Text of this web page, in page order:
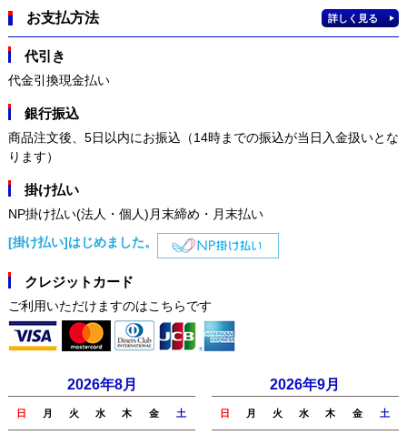
お支払方法 詳しく見る
代引き
代金引換現金払い
銀行振込
商品注文後、5日以内にお振込（14時までの振込が当日入金扱いとな
ります）
掛け払い
NP掛け払い(法人・個人)月末締め・月末払い
[掛け払い]はじめました。
クレジットカード
ご利用いただけますのはこちらです
2026年8月
日 月 火 水 木 金 土
2026年9月
日 月 火 水 木 金 土